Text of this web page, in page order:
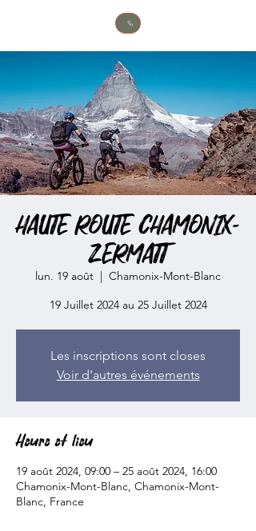
HAUTE ROUTE CHAMONIX-
ZERMATT
lun. 19 août
  |
Chamonix-Mont-Blanc
19 Juillet 2024 au 25 Juillet 2024
Les inscriptions sont closes
Voir d'autres événements
Heure et lieu
19 août 2024, 09:00 – 25 août 2024, 16:00
Chamonix-Mont-Blanc, Chamonix-Mont-
Blanc, France